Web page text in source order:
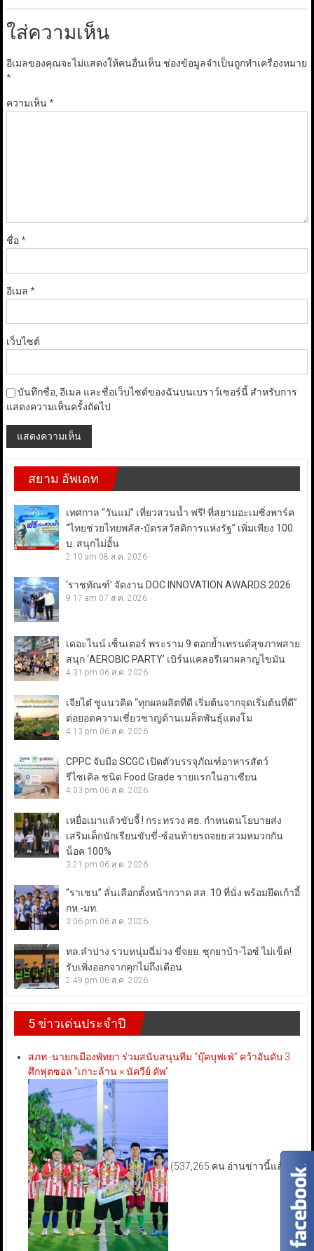
ใส่ความเห็น
อีเมลของคุณจะไม่แสดงให้คนอื่นเห็น ช่องข้อมูลจำเป็นถูกทำเครื่องหมาย
*
ความเห็น*
ชื่อ*
อีเมล *
เว็บไซต์
บันทึกชื่อ, อีเมล และชื่อเว็บไซต์ของฉันบนเบราว์เซอร์นี้ สำหรับการ
แสดงความเห็นครั้งถัดไป
สยาม อัพเดท
เทศกาล “วันแม่” เที่ยวสวนน้ำ ฟรี! ที่สยามอะเมซิ่งพาร์ค
“ไทยช่วยไทยพลัส-บัตรสวัสดิการแห่งรัฐ” เพิ่มเพียง 100
บ. สนุกไม่อั้น
2:10 am 08 ส.ค. 2026
‘ราชทัณฑ์’ จัดงาน DOC INNOVATION AWARDS 2026
9:17 am 07 ส.ค. 2026
เดอะไนน์ เซ็นเตอร์ พระราม 9 ตอกย้ำเทรนด์สุขภาพสาย
สนุก ‘AEROBIC PARTY’ เบิร์นแคลอรีเผาผลาญไขมัน
4:31 pm 06 ส.ค. 2026
เจียไต๋ ชูแนวคิด “ทุกผลผลิตที่ดี เริ่มต้นจากจุดเริ่มต้นที่ดี”
ต่อยอดความเชี่ยวชาญด้านเมล็ดพันธุ์แตงโม
4:13 pm 06 ส.ค. 2026
CPPC จับมือ SCGC เปิดตัวบรรจุภัณฑ์อาหารสัตว์
รีไซเคิล ชนิด Food Grade รายแรกในอาเซียน
4:03 pm 06 ส.ค. 2026
เหยื่อเมาแล้วขับจี้ ! กระทรวง ศธ. กำหนดนโยบายส่ง
เสริมเด็กนักเรียนขับขี่-ซ้อนท้ายรถจยย.สวมหมวกกัน
น็อค 100%
3:21 pm 06 ส.ค. 2026
“ราเชน” ลั่นเลือกตั้งหน้ากวาด สส. 10 ที่นั่ง พร้อมยึดเก้าอี้
กห.-มท.
3:06 pm 06 ส.ค. 2026
ทล.ลำปาง รวบหนุ่มฉี่ม่วง ขี่จยย. ซุกยาบ้า-ไอซ์ ไม่เข็ด!
รับเพิ่งออกจากคุกไม่ถึงเดือน
2:49 pm 06 ส.ค. 2026
5 ข่าวเด่นประจำปี
สภท.-นายกเมืองพัทยา ร่วมสนับสนุนทีม “บุ๊คบุฟเฟ่” คว้าอันดับ 3
ศึกฟุตซอล “เกาะล้าน × นัควีย์ คัพ”
(537,265 คน อ่านข่าวนี้แล้ว)